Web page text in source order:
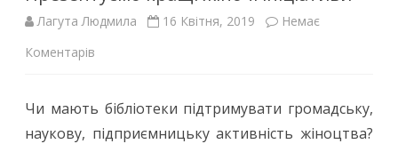
Лагута Людмила 16 Квітня, 2019
Немає
Коментарів
кращі
Чи мають бібліотеки підтримувати громадську,
наукову, підприємницьку активність жіноцтва?